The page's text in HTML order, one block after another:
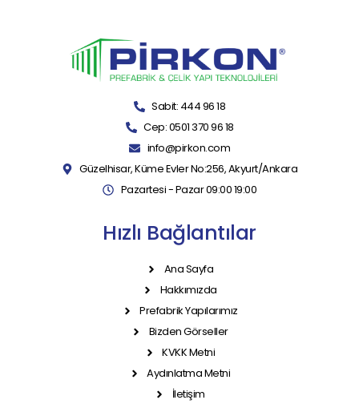
Sabit: 444 96 18
Cep: 0501 370 96 18
info@pirkon.com
Güzelhisar, Küme Evler No:256, Akyurt/Ankara
Pazartesi - Pazar 09:00 19:00
Hızlı Bağlantılar
Ana Sayfa
Hakkımızda
Prefabrik Yapılarımız
Bizden Görseller
KVKK Metni
Aydınlatma Metni
İletişim